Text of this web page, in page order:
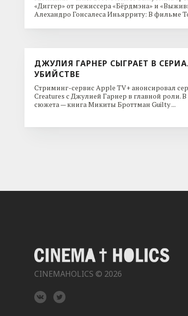
«Диггер» от режиссера «Бёрдмэна» и
Алехандро Гонсалеса Иньярриту: В фильме
ДЖУЛИЯ ГАРНЕР СЫГРАЕТ В
УБИЙСТВЕ
Стриминг-сервис Apple TV+ анонсировал
Creatures с Джулией Гарнер в главной роли. В
сюжета — книга Микиты Броттман Guilty ...
CINEMAHOLICS © 2026